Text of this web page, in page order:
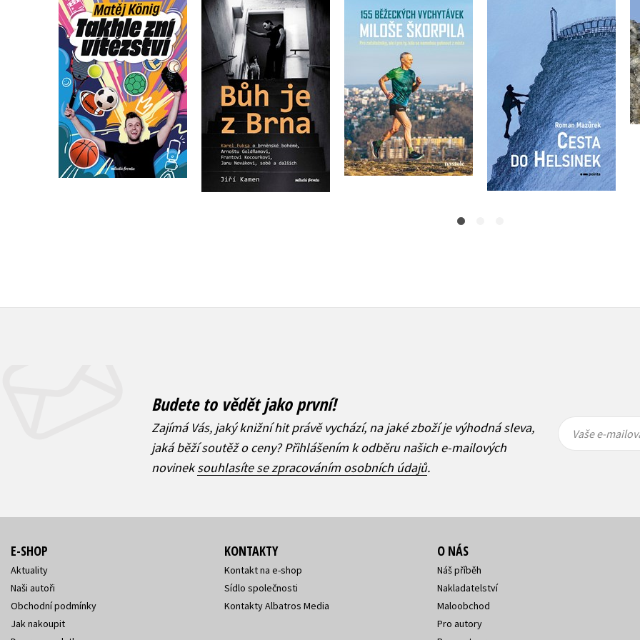
Takhle zní vítězství
Matěj König
Do košíku
399 Kč
319 Kč
Bůh je z Brna
Jiří Kamen
Karel Fuksa
Do košíku
399 Kč
319 Kč
vychytávek Miloše
Škorpila
Miloš Škorpil
Do košíku
399 Kč
319 Kč
Cesta do Helsinek
Roman Mazůrek
Do košíku
329 Kč
263 Kč
Budete to vědět jako první!
Zajímá Vás, jaký knižní hit právě vychází, na jaké zboží je výhodná sleva,
jaká běží soutěž o ceny? Přihlášením k odběru našich e-mailových
novineksouhlasíte se zpracováním osobních údajů.
mailová
mailová
Vaše e-
E-SHOP
Aktuality
Naši autoři
Obchodní podmínky
Jak nakoupit
KONTAKTY
Kontakt na e-shop
Sídlo společnosti
Kontakty Albatros Media
O NÁS
Náš příběh
Nakladatelství
Maloobchod
Pro autory